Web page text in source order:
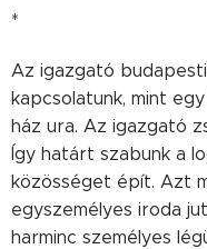
*
Az igazgató budapesti
kapcsolatunk, mint
ház ura. Az igazgató
Így határt szabunk a
közösséget épít. Azt
egyszemélyes iroda
harminc személyes